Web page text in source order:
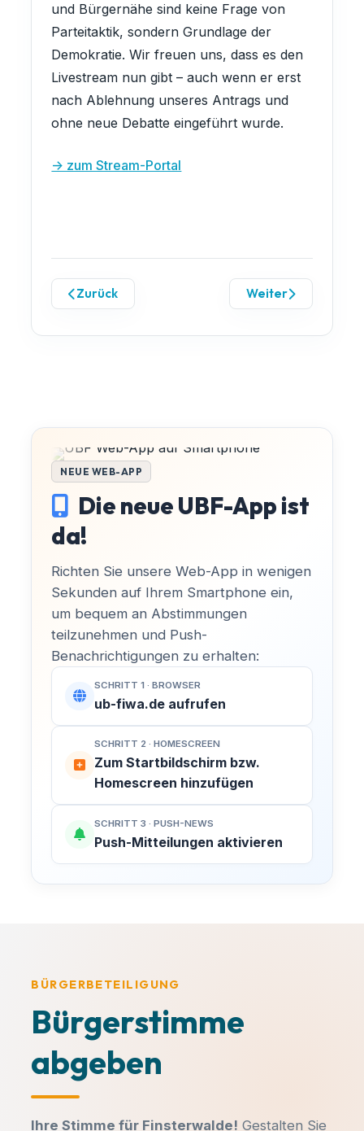
und Bürgernähe sind keine Frage von
Parteitaktik, sondern Grundlage der
Demokratie. Wir freuen uns, dass es den
Livestream nun gibt – auch wenn er erst
nach Ablehnung unseres Antrags und
ohne neue Debatte eingeführt wurde.
-> zum Stream-Portal
Zurück Weiter
NEUE WEB-APP
Die neue UBF-App ist
da!
Richten Sie unsere Web-App in wenigen
Sekunden auf Ihrem Smartphone ein,
um bequem an Abstimmungen
teilzunehmen und Push-
Benachrichtigungen zu erhalten:
SCHRITT 1 · BROWSER
ub-fiwa.de aufrufen
SCHRITT 2 · HOMESCREEN
Zum Startbildschirm bzw.
Homescreen hinzufügen
SCHRITT 3 · PUSH-NEWS
Push-Mitteilungen aktivieren
BÜRGERBETEILIGUNG
Bürgerstimme
abgeben
Ihre Stimme für Finsterwalde! Gestalten Sie
KATEGORIE
Veranstaltungstitel
MACH MIT!
Kommunalpolitik entscheidet über den
Spielplatz um die Ecke, neue
Radwege und die Entwicklung unserer
Sängerstadt. Bei uns engagieren sich
Bürger für Bürger – ganz ohne
Parteibuch, Fraktionszwang oder